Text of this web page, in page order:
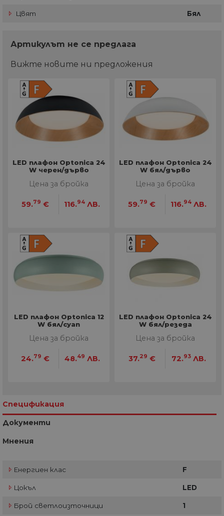
Цвят Бял
Артикулът не се предлага
Вижте новите ни предложения
LED плафон Optonica 24
W черен/дърво
Цена за бройка
59.79 € 116.94 ЛВ.
LED плафон Optonica 24
W бял/дърво
Цена за бройка
59.79 € 116.94 ЛВ.
LED плафон Optonica 12
W бял/cyan
Цена за бройка
24.79 € 48.49 ЛВ.
LED плафон Optonica 24
W бял/резеда
Цена за бройка
37.29 € 72.93 ЛВ.
Спецификация
Документи
Мнения
Енергиен клас F
Цокъл LED
Брой светлоизточници 1